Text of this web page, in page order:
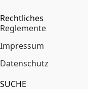
Rechtliches
Reglemente
Impressum
Datenschutz
SUCHE